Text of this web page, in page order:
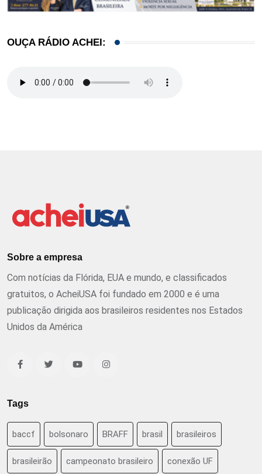
OUÇA RÁDIO ACHEI:
Sobre a empresa
Com notícias da Flórida, EUA e mundo, e classificados
gratuitos, o AcheiUSA foi fundado em 2000 e é uma
publicação dirigida aos brasileiros residentes nos Estados
Unidos da América
Tags
baccf bolsonaro BRAFF brasil brasileiros
brasileirão campeonato brasileiro conexão UF